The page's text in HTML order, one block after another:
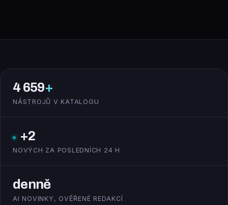
4 659+
NÁSTROJŮ V KATALOGU
+2
NOVÝCH ZA POSLEDNÍCH 24 H
denně
AI NOVINKY, OVĚŘENÉ REDAKCÍ